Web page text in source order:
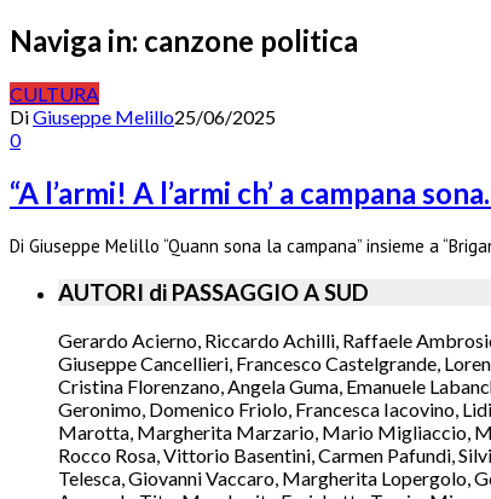
Naviga in: canzone politica
CULTURA
DiGiuseppe Melillo25/06/2025
0
“A l’armi! A l’armi ch’ a campana
Di Giuseppe Melillo “Quann sona la campana” insieme a
AUTORI di PASSAGGIO A SUD
Gerardo Acierno, Riccardo Achilli, Raffaele
Giuseppe Cancellieri, Francesco Castelgrande,
Cristina Florenzano, Angela Guma, Emanuele
Geronimo, Domenico Friolo, Francesca Iacovino,
Marotta, Margherita Marzario, Mario Migliaccio,
Rocco Rosa, Vittorio Basentini, Carmen Pafundi,
Telesca, Giovanni Vaccaro, Margherita Lopergolo,